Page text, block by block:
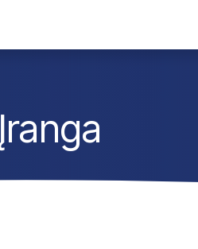
Įranga